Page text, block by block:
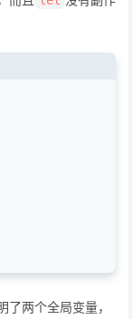
了两个全局变量，